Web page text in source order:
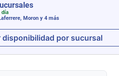
día
Morony 4 más
disponibilidad por sucursal